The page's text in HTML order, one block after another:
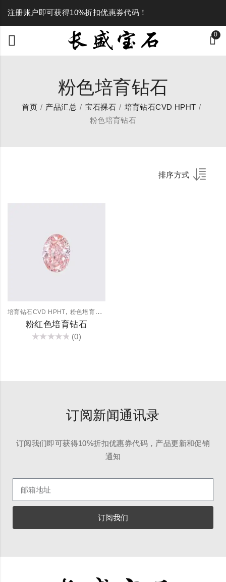
注册账户即可获得10%折扣优惠券代码！
0
粉色培育钻石
首页 产品汇总 宝石裸石
培育钻石CVD HPHT
粉色培育钻石
排序方式
培育钻石CVD HPHT, 粉色培育钻石
粉红色培育钻石
(0)
订阅新闻通讯录
订阅我们即可获得10%折扣优惠券代码，产品更新和促销
通知
订阅我们